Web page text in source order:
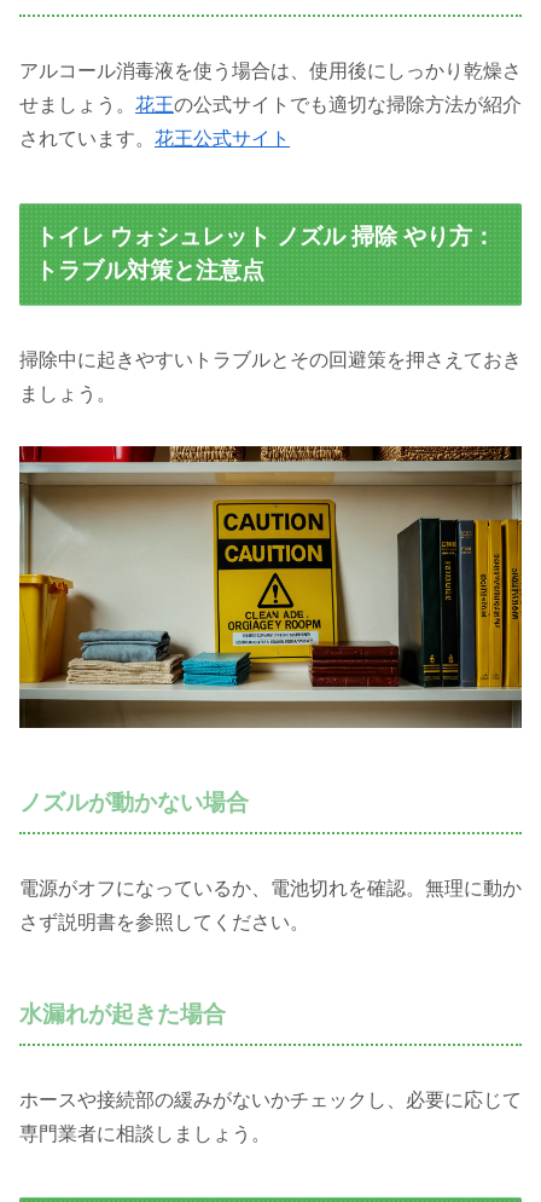
アルコール消毒液を使う場合は、使用後にしっかり乾燥さ
せましょう。 花王の公式サイトでも適切な掃除方法が紹介
されています。 花王公式サイト
トイレ ウォシュレット ノズル 掃除 やり方：
トラブル対策と注意点
掃除中に起きやすいトラブルとその回避策を押さえておき
ましょう。
ノズルが動かない場合
電源がオフになっているか、電池切れを確認。無理に動か
さず説明書を参照してください。
水漏れが起きた場合
ホースや接続部の緩みがないかチェックし、必要に応じて
専門業者に相談しましょう。